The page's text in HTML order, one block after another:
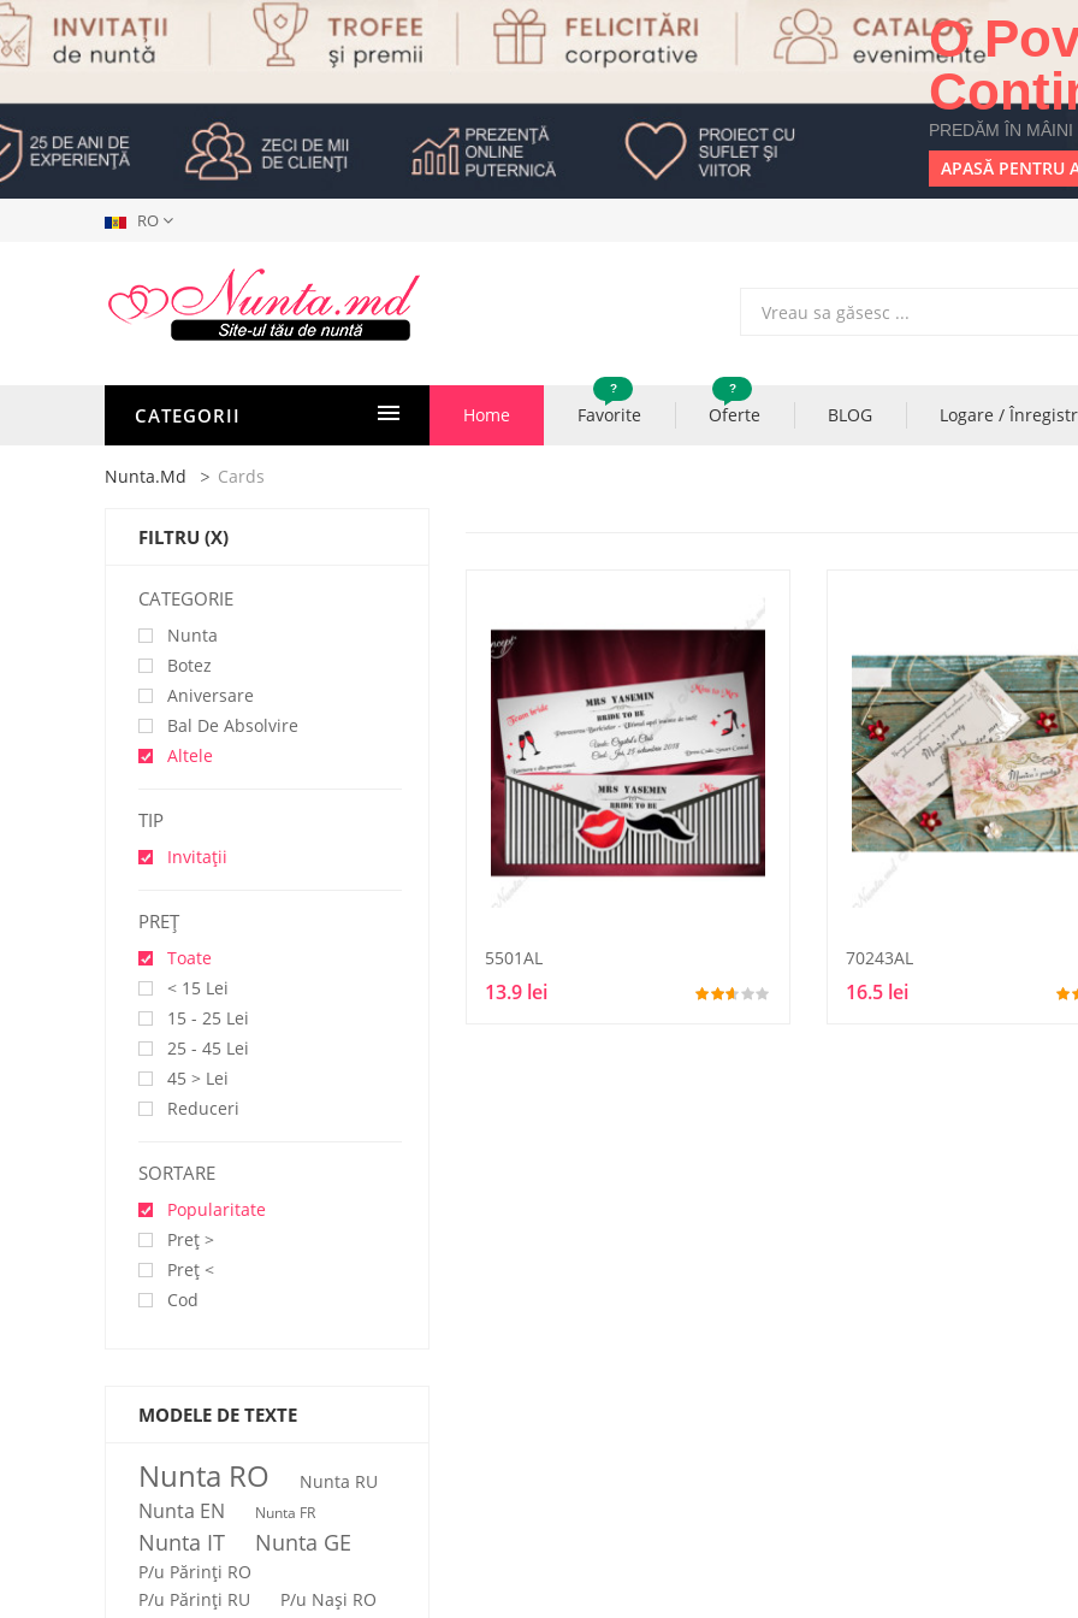
O
PREDĂM ÎN MÂINI
APASĂ PENTRU
RO
CATEGORII Home Favorite
?
Oferte
?
BLOG Logare /
Nunta.md Cards
FILTRU (X)
CATEGORIE
Nunta
Botez
Aniversare
Bal De Absolvire
Altele
TIP
Invitații
PREŢ
Toate
< 15 Lei
15 - 25 Lei
25 - 45 Lei
45 > Lei
Reduceri
SORTARE
Popularitate
Preţ >
Preţ <
Cod
MODELE DE TEXTE
Nunta RO Nunta RU
Nunta EN Nunta FR
Nunta IT Nunta GE
P/u Părinți RO
P/u Părinți RU
P/u Nași RO
5501AL
13.9 lei
70243AL
16.5 lei